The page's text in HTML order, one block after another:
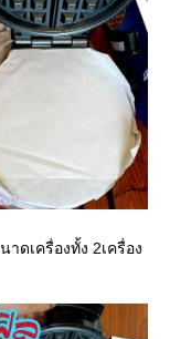
ดเครื่องทั้ง 2เครื่อง